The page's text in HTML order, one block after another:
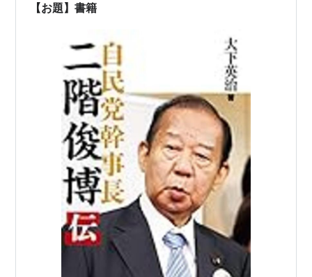
【お題】書籍